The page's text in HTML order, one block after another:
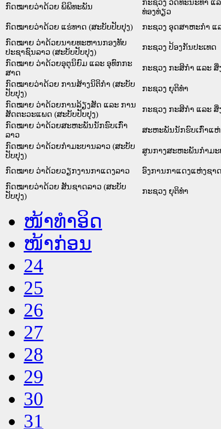
ກົດໝາຍວ່າດ້ວຍ ພິພິທະພັນ
ກະຊວງ ວັດທະນະທຳ ແ
ທ່ອງທ່ຽວ
ກົດໝາຍວ່າດ້ວຍ ແຮ່ທາດ (ສະບັບປັບປຸງ)
ກະຊວງ ອຸດສາຫະກຳ ແ
ກົດໝາຍ ວ່າດ້ວຍນາຍທະຫານກອງທັບ
ປະຊາຊົນລາວ (ສະບັບປັບປຸງ)
ກະຊວງ ປ້ອງກັນປະເທດ
ກົດໝາຍ ວ່າດ້ວຍອຸຕຸນິຍົມ ແລະ ອຸທົກກະ
ສາດ
ກະຊວງ ກະສິກຳ ແລະ
ກົດໝາຍວ່າດ້ວຍ ການສ້າງນິຕິກຳ (ສະບັບ
ປັບປຸງ)
ກະຊວງ ຍຸຕິທໍາ
ກົດໝາຍ ວ່າດ້ວຍການລ້ຽງສັດ ແລະ ການ
ສັດຕະວະແພດ (ສະບັບປັບປຸງ)
ກະຊວງ ກະສິກຳ ແລະ
ກົດໝາຍ ວ່າດ້ວຍສະຫະພັນນັກຮົບເກົ່າ
ລາວ
ສະຫະພັນນັກຮົບເກົ່າແຫ່
ກົດໝາຍ ວ່າດ້ວຍກຳມະບານລາວ (ສະບັບ
ປັບປຸງ)
ສູນກາງສະຫະພັນກຳມະ
ກົດໝາຍ ວ່າດ້ວຍວຽກງານກາແດງລາວ
ອົງການກາແດງແຫ່ງຊາ
ກົດໝາຍວ່າດ້ວຍ ສັນຊາດລາວ (ສະບັບ
ປັບປຸງ)
ກະຊວງ ຍຸຕິທໍາ
ໜ້າທໍາອິດ
ໜ້າກ່ອນ
24
25
26
27
28
29
30
31